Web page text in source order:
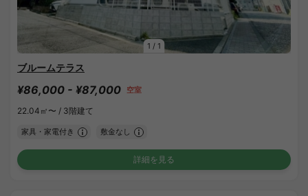
1 / 1
ブルームテラス
¥86,000 - ¥87,000 空室
22.04㎡〜 / 3階建て
家具・家電付き 敷金なし
詳細を見る